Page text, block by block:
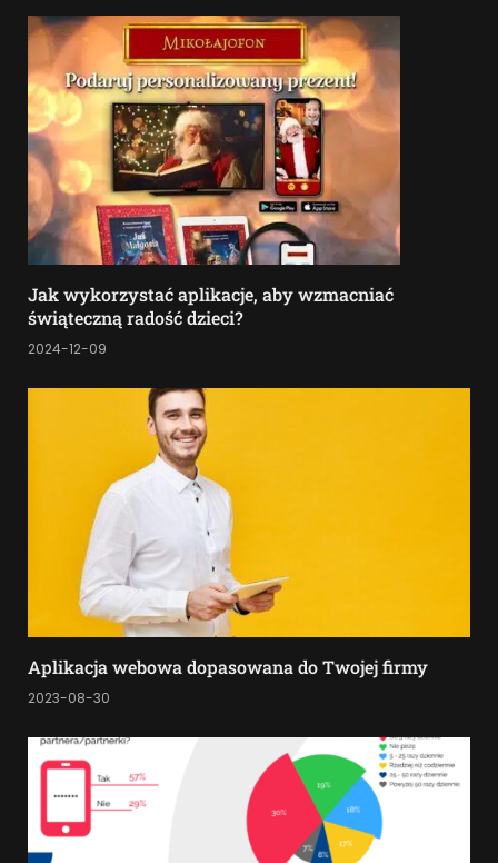
Jak wykorzystać aplikacje, aby wzmacniać
świąteczną radość dzieci?
2024-12-09
Aplikacja webowa dopasowana do Twojej firmy
2023-08-30